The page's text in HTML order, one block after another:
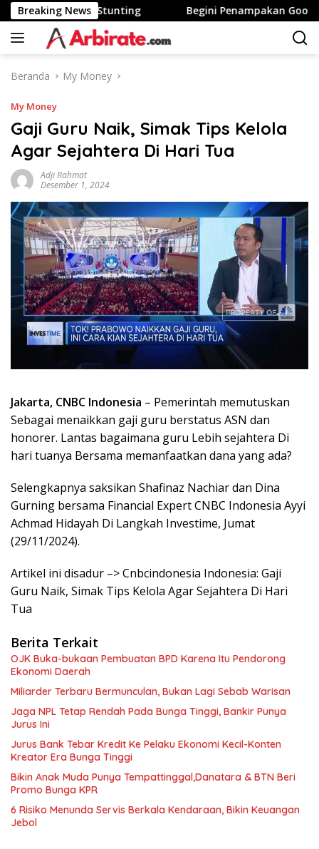
Langsung
ke
konten
Breaking News
Area Tinggi Stunting Begini Penampakan
Beranda My Money
My Money
Gaji Guru Naik, Simak Tips Kelola
Agar Sejahtera Di Hari Tua
Adji Rahmat
Desember 1, 2024
Jakarta, CNBC Indonesia – Pemerintah memutuskan
Sebagai menaikkan gaji guru berstatus ASN dan
honorer. Lantas bagaimana guru Lebih sejahtera Di
hari tuanya Bersama memanfaatkan dana yang ada?
Selengkapnya saksikan Shafinaz Nachiar dan Dina
Gurning bersama Financial Expert CNBC Indonesia Ayyi
Achmad Hidayah Di Langkah Investime, Jumat
(29/11/2024).
Artikel ini disadur –> Cnbcindonesia Indonesia: Gaji
Guru Naik, Simak Tips Kelola Agar Sejahtera Di Hari
Tua
Berita Terkait
OJK Buka-bukaan Pembuatan BPD Karena Itu Pendorong
Ekonomi Daerah
Miliarder Terbaru Bermunculan, Bukan Lagi Sebab Warisan
Jaga NPL Tetap Rendah Pada Bunga Tinggi, Bankir Punya
Jurus Ini
Jurus Bank Tebar Kredit Ke Pelaku Ekonomi Kecil-Konten
Kreator Era Bunga Tinggi
Bikin Anak Muda Punya Tempattinggal,Danatara & BTN Beri
Promo Bunga KPR
6 Risiko Menunda Servis Berkala Kendaraan, Bikin Keuangan
Jebol